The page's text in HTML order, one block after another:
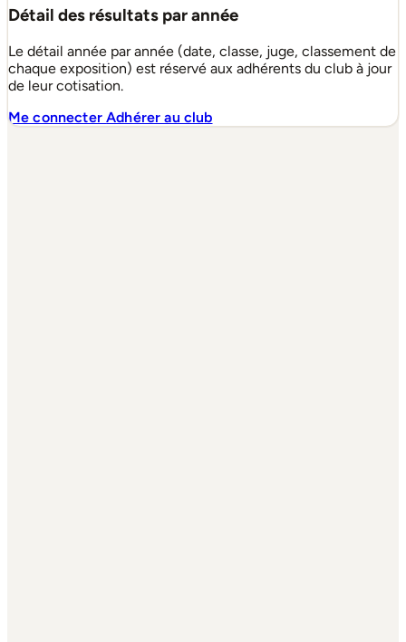
Détail des résultats par année
Le détail année par année (date, classe, juge, classement de
chaque exposition) est réservé aux adhérents du club à jour
de leur cotisation.
Me connecterAdhérer au club